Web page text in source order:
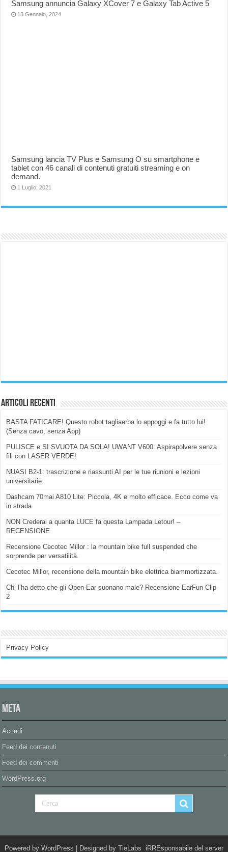
Samsung annuncia Galaxy XCover 7 e Galaxy Tab Active 5
13 Gennaio, 2024
Samsung lancia TV Plus e Samsung O su smartphone e
tablet con 46 canali di contenuti gratuiti streaming e on
demand.
1 Luglio, 2021
Articoli Recenti
BASTA FATICARE! Questo robot tagliaerba lo appoggi e fa tutto lui!
(Senza cavo, senza App)
PULISCE e SI SVUOTA DA SOLA! UWANT V600: Aspirapolvere senza
fili con LASER VERDE!
NUASI B2-1: trascrizione e riassunti AI per le tue riunioni e lezioni
universitarie
Dashcam 70mai A810 Lite: Piccola, 4K e molto efficace. Ecco come va
in strada
NON Crederai a quanta LUCE fa questa Lampada Letour! –
RECENSIONE
Recensione Cecotec Millor : la mountain bike full suspended che
sorprende per versatilità.
Cecotec Millor, recensione della mountain bike elettrica biammortizzata.
Chi l’ha detto che gli Open-Ear suonano male? Recensione EarFun Clip
2
Privacy Policy
Meta
Accedi
Feed dei contenuti
Feed dei commenti
WordPress.org
Powered by WordPress | Designed by TieLabs iRREsponsabile del server